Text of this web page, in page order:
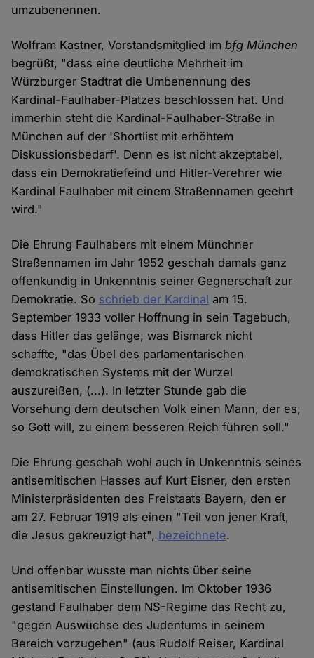
umzubenennen.
Wolfram Kastner, Vorstandsmitglied imbfg München
begrüßt, "dass eine deutliche Mehrheit im
Würzburger Stadtrat die Umbenennung des
Kardinal-Faulhaber-Platzes beschlossen hat. Und
immerhin steht die Kardinal-Faulhaber-Straße in
München auf der 'Shortlist mit erhöhtem
Diskussionsbedarf'. Denn es ist nicht akzeptabel,
dass ein Demokratiefeind und Hitler-Verehrer wie
Kardinal Faulhaber mit einem Straßennamen geehrt
wird."
Die Ehrung Faulhabers mit einem Münchner
Straßennamen im Jahr 1952 geschah damals ganz
offenkundig in Unkenntnis seiner Gegnerschaft zur
Demokratie. So schrieb der Kardinal am 15.
September 1933 voller Hoffnung in sein Tagebuch,
dass Hitler das gelänge, was Bismarck nicht
schaffte, "das Übel des parlamentarischen
demokratischen Systems mit der Wurzel
auszureißen, (...). In letzter Stunde gab die
Vorsehung dem deutschen Volk einen Mann, der es,
so Gott will, zu einem besseren Reich führen soll."
Die Ehrung geschah wohl auch in Unkenntnis seines
antisemitischen Hasses auf Kurt Eisner, den ersten
Ministerpräsidenten des Freistaats Bayern, den er
am 27. Februar 1919 als einen "Teil von jener Kraft,
die Jesus gekreuzigt hat", bezeichnete.
Und offenbar wusste man nichts über seine
antisemitischen Einstellungen. Im Oktober 1936
gestand Faulhaber dem NS-Regime das Recht zu,
"gegen Auswüchse des Judentums in seinem
Bereich vorzugehen" (aus Rudolf Reiser, Kardinal